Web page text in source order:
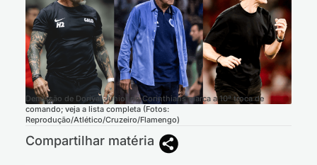
Demissão de Dorival Júnior no Corinthians marca a 10ª troca de
comando; veja a lista completa (Fotos:
Reprodução/Atlético/Cruzeiro/Flamengo)
Compartilhar matéria